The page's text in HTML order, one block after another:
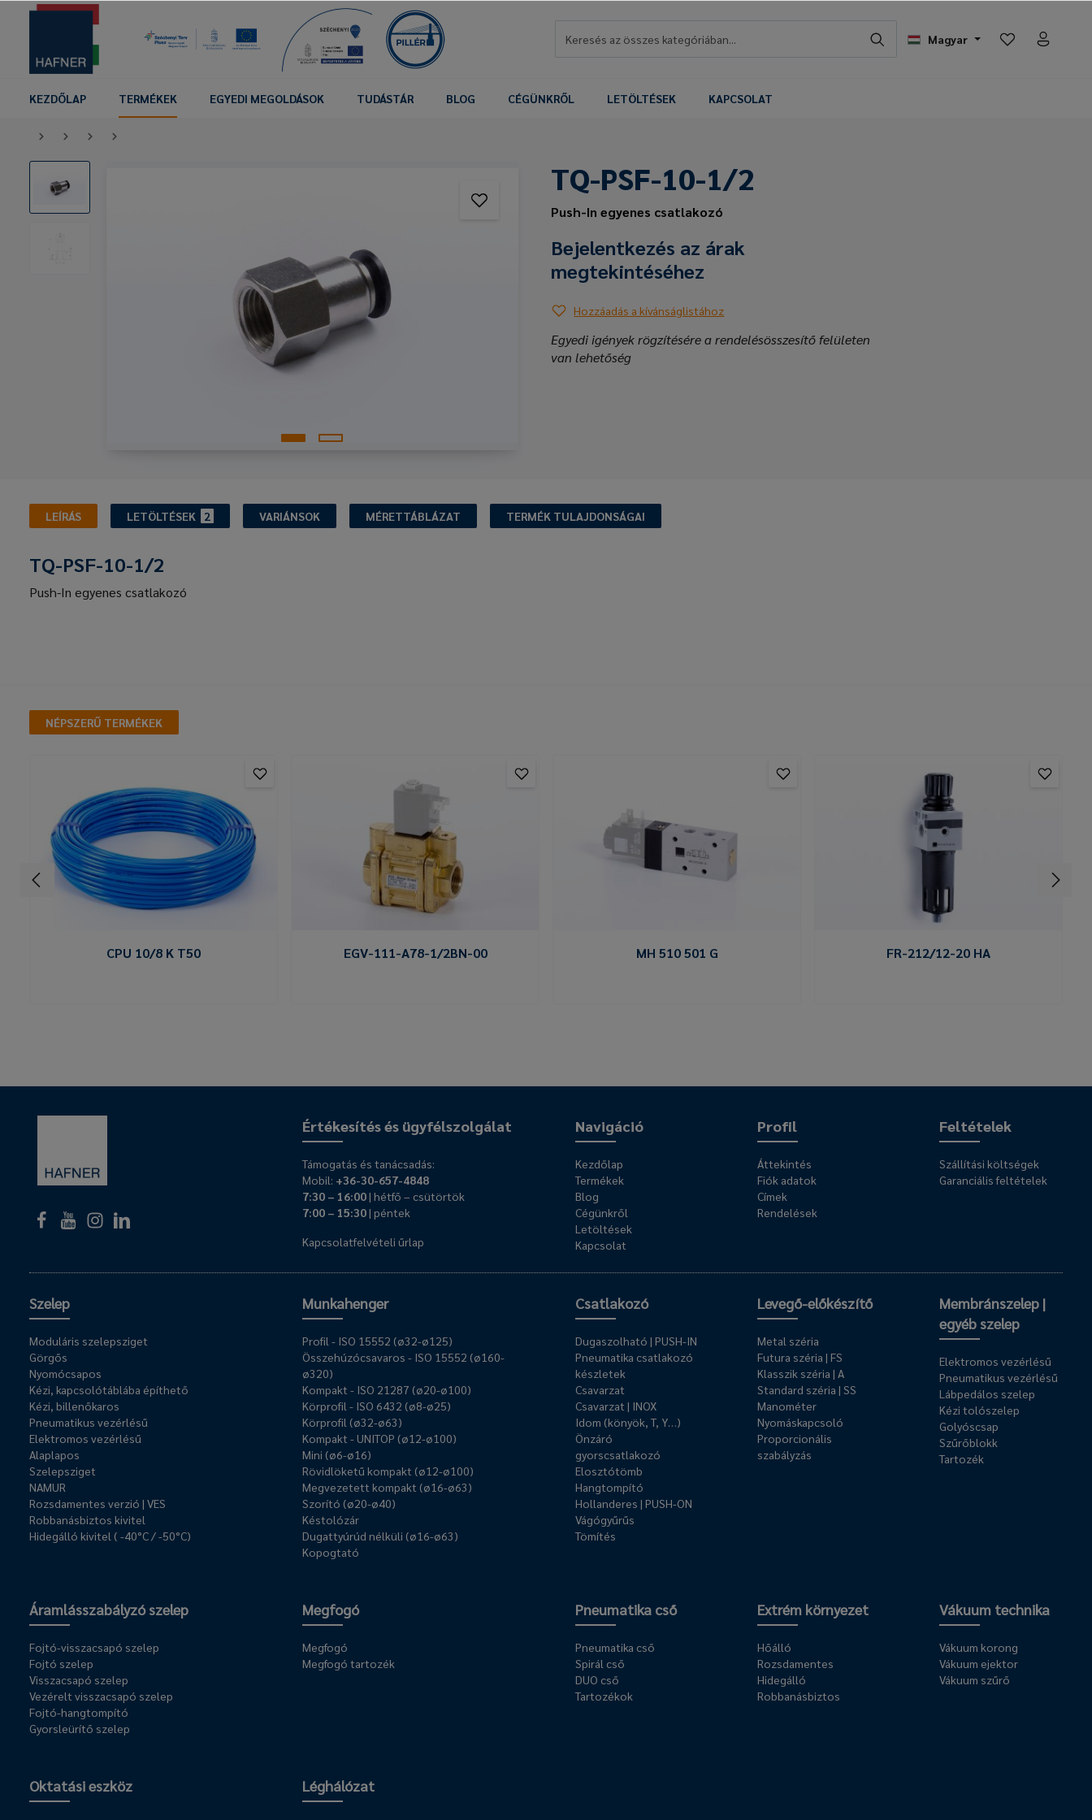
Magyar
KEZDŐLAP TERMÉKEK EGYEDI MEGOLDÁSOK TUDÁSTÁR BLOG CÉGÜNKRŐL LETÖLTÉSEK KAPCSOLAT
TQ-PSF-10-1/2
Push-In egyenes csatlakozó
Bejelentkezés az árak
megtekintéséhez
Hozzáadás a kívánságlistához
Egyedi igények rögzítésére a rendelésösszesítő felületen
van lehetőség
LEÍRÁS LETÖLTÉSEK 2 VARIÁNSOK MÉRETTÁBLÁZAT TERMÉK TULAJDONSÁGAI
TQ-PSF-10-1/2
Push-In egyenes csatlakozó
NÉPSZERŰ TERMÉKEK
CPU 10/8 K T50 EGV-111-A78-1/2BN-00 MH 510 501 G FR-212/12-20 HA
Navigáció
Kezdőlap
Termékek
Blog
Cégünkről
Letöltések
Kapcsolat
Profil
Áttekintés
Fiók adatok
Címek
Rendelések
Feltételek
Szállítási költségek
Garanciális feltételek
Értékesítés és ügyfélszolgálat
Támogatás és tanácsadás:
Mobil: +36-30-657-4848
7:30 – 16:00| hétfő – csütörtök
7:00 – 15:30| péntek
Kapcsolatfelvételi űrlap
Szelep
Moduláris szelepsziget
Görgős
Nyomócsapos
Kézi, kapcsolótáblába építhető
Kézi, billenőkaros
Pneumatikus vezérlésű
Elektromos vezérlésű
Alaplapos
Szelepsziget
NAMUR
Rozsdamentes verzió | VES
Robbanásbiztos kivitel
Hidegálló kivitel ( -40°C / -50°C)
Munkahenger
Profil - ISO 15552 (ø32-ø125)
Összehúzócsavaros - ISO 15552 (ø160-
ø320)
Kompakt - ISO 21287 (ø20-ø100)
Körprofil - ISO 6432 (ø8-ø25)
Körprofil (ø32-ø63)
Kompakt - UNITOP (ø12-ø100)
Mini (ø6-ø16)
Rövidlöketű kompakt (ø12-ø100)
Megvezetett kompakt (ø16-ø63)
Szorító (ø20-ø40)
Késtolózár
Dugattyúrúd nélküli (ø16-ø63)
Kopogtató
Csatlakozó
Dugaszolható | PUSH-IN
Pneumatika csatlakozó
készletek
Csavarzat
Csavarzat | INOX
Idom (könyök, T, Y…)
Önzáró
gyorscsatlakozó
Elosztótömb
Hangtompító
Hollanderes | PUSH-ON
Vágógyűrűs
Tömítés
Levegő-előkészítő
Metal széria
Futura széria | FS
Klasszik széria | A
Standard széria | SS
Manométer
Nyomáskapcsoló
Proporcionális
szabályzás
Membránszelep |
egyéb szelep
Elektromos vezérlésű
Pneumatikus vezérlésű
Lábpedálos szelep
Kézi tolószelep
Golyóscsap
Szűrőblokk
Tartozék
Áramlásszabályzó szelep
Fojtó-visszacsapó szelep
Fojtó szelep
Visszacsapó szelep
Vezérelt visszacsapó szelep
Fojtó-hangtompító
Gyorsleürítő szelep
Megfogó
Megfogó
Megfogó tartozék
Pneumatika cső
Pneumatika cső
Spirál cső
DUO cső
Tartozékok
Extrém környezet
Hőálló
Rozsdamentes
Hidegálló
Robbanásbiztos
Vákuum technika
Vákuum korong
Vákuum ejektor
Vákuum szűrő
Oktatási eszköz Léghálózat